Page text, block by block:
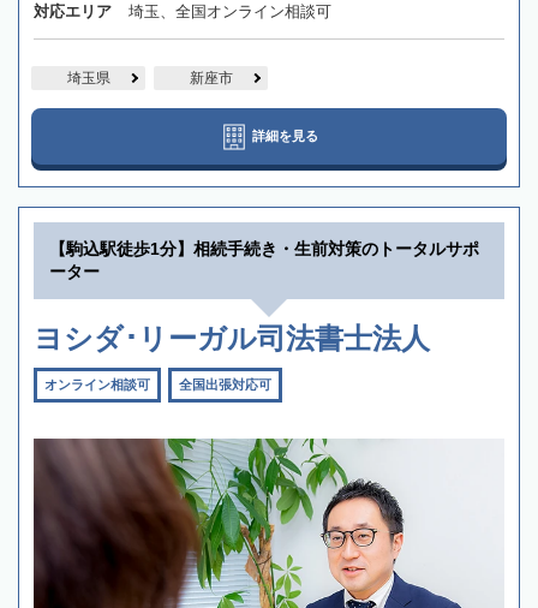
対応エリア 埼玉、全国オンライン相談可
埼玉県 新座市
詳細を見る
【駒込駅徒歩1分】相続手続き・生前対策のトータルサポ
ーター
ヨシダ･リーガル司法書士法人
オンライン相談可 全国出張対応可